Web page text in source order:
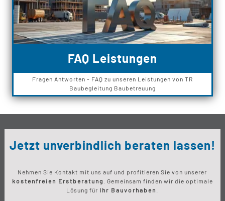
FAQ Leistungen
Fragen Antworten - FAQ zu unseren Leistungen von TR
Baubegleitung Baubetreuung
Jetzt unverbindlich beraten lassen!
Nehmen Sie Kontakt mit uns auf und profitieren Sie von unserer
kostenfreien Erstberatung
. Gemeinsam finden wir die optimale
Lösung für Ihr Bauvorhaben